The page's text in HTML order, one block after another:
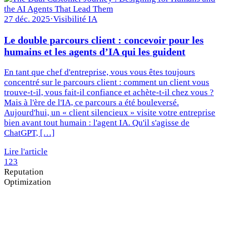
27 déc. 2025·Visibilité IA
Le double parcours client : concevoir pour les
humains et les agents d’IA qui les guident
En tant que chef d'entreprise, vous vous êtes toujours
concentré sur le parcours client : comment un client vous
trouve-t-il, vous fait-il confiance et achète-t-il chez vous ?
Mais à l'ère de l'IA, ce parcours a été bouleversé.
Aujourd'hui, un « client silencieux » visite votre entreprise
bien avant tout humain : l'agent IA. Qu'il s'agisse de
ChatGPT, […]
Lire l'article
123
Reputation
Optimization